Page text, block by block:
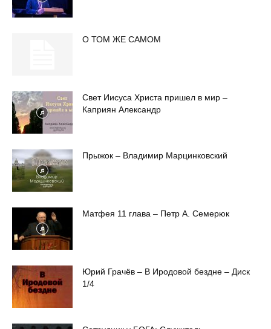
О ТОМ ЖЕ САМОМ
Свет Иисуса Христа пришел в мир –
Каприян Александр
Прыжок – Владимир Марцинковский
Матфея 11 глава – Петр А. Семерюк
Юрий Грачёв – В Иродовой бездне – Диск
1/4